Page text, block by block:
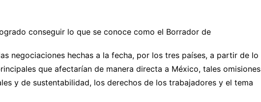
conseguir lo que se conoce como el Borrador de
hechas a la fecha, por los tres países, a partir de lo
que afectarían de manera directa a México, tales omisiones
y de sustentabilidad, los derechos de los trabajadores y el tema